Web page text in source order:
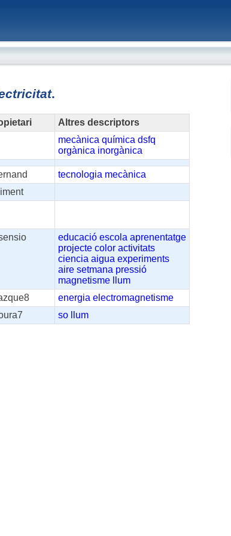
.
Altres descriptors
mecànica química dsfq
orgànica inorgànica
tecnologia mecànica
educació escola aprenentatge
projecte color activitats
ciencia aigua experiments
aire setmana pressió
magnetisme
llum
energia electromagnetisme
so llum